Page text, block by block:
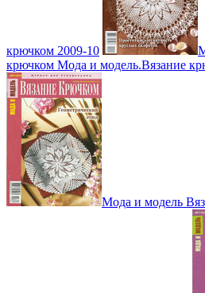
крючком 2009-10
крючком Мода и модель.Вязание
Мода и модель